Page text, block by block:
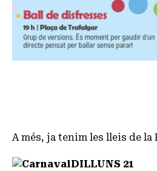
A més, ja tenim les lleis de la
DILLUNS 21